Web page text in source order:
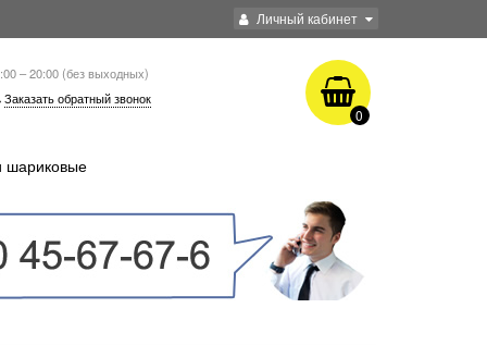
Личный кабинет
– 20:00 (без выходных)
Заказать обратный звонок
0
шариковые